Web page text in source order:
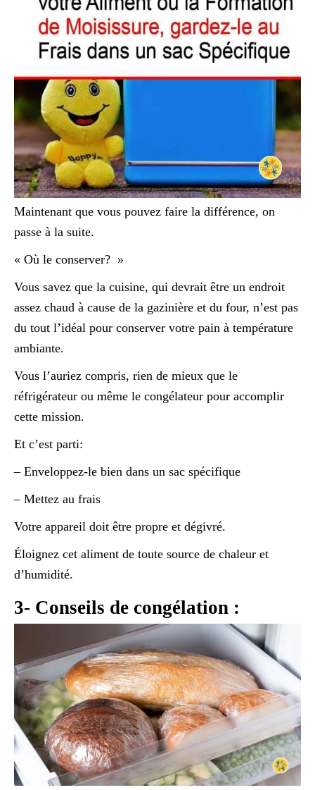
Maintenant que vous pouvez faire la différence, on
passe à la suite.
« Où le conserver? »
Vous savez que la cuisine, qui devrait être un endroit
assez chaud à cause de la gazinière et du four, n’est pas
du tout l’idéal pour conserver votre pain à température
ambiante.
Vous l’auriez compris, rien de mieux que le
réfrigérateur ou même le congélateur pour accomplir
cette mission.
Et c’est parti:
– Enveloppez-le bien dans un sac spécifique
– Mettez au frais
Votre appareil doit être propre et dégivré.
Éloignez cet aliment de toute source de chaleur et
d’humidité.
3- Conseils de congélation :